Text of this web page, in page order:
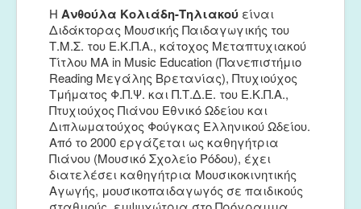
Η Ανθούλα Κολιάδη-Τηλιακού είναι
Διδάκτορας Μουσικής Παιδαγωγικής του
Τ.Μ.Σ. του Ε.Κ.Π.Α., κάτοχος Μεταπτυχιακού
Τίτλου ΜΑ in Music Education (Πανεπιστήμιο
Reading Μεγάλης Βρετανίας), Πτυχιούχος
Τμήματος Φ.Π.Ψ. και Π.Τ.Δ.Ε. του Ε.Κ.Π.Α.,
Πτυχιούχος Πιάνου Εθνικό Ωδείου και
Διπλωματούχος Φούγκας Ελληνικού Ωδείου.
Από το 2000 εργάζεται ως καθηγήτρια
Πιάνου (Μουσικό Σχολείο Ρόδου), έχει
διατελέσει καθηγήτρια Μουσικοκινητικής
Αγωγής, μουσικοπαιδαγωγός σε παιδικούς